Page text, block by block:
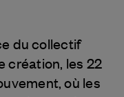
du collectif
création, les 22
où les